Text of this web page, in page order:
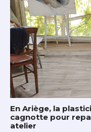
En Ariège, la
cagnotte pour
atelier